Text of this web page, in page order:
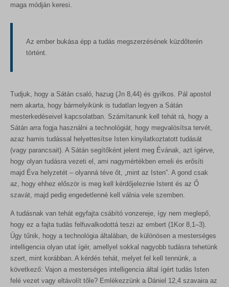
maga módján keresi.
Az ember bukása épp a tudás megszerzésének küzdőterén
történt.
Tudjuk, hogy a Sátán csaló, hazug (Jn 8,44) és gyilkos. Pál apostol
nem akarta, hogy bármelyikünk is tudatlan legyen a Sátán
mesterkedéseivel kapcsolatban. Számítanunk kell tehát rá, hogy a
Sátán arra fogja használni a technológiát, hogy megvalósítsa tervét,
azaz hamis tudással helyettesítse Isten kinyilatkoztatott tudását
(vagy parancsait). A Sátán segítőként jelent meg Évának, azt ígérve,
hogy olyan tudásra vezeti el, ami nagymértékben emeli és erősíti
majd Éva helyzetét – olyanná téve őt, „mint az Isten”. A gond csak
az, hogy ehhez először is meg kell kérdőjeleznie Istent és az Ő
szavát, majd pedig engedetlenné kell válnia vele szemben.
A tudásnak van tehát egyfajta csábító vonzereje, így nem meglepő,
hogy ez a fajta tudás felfuvalkodottá teszi az embert (1Kor 8,1–3).
Úgy tűnik, hogy a technológia általában, de különösen a mesterséges
intelligencia olyan utat ígér, amellyel sokkal nagyobb tudásra tehetünk
szert, mint korábban. A kérdés tehát, melyet fel kell tennünk, a
következő: Vajon a mesterséges intelligencia által ígért tudás Isten
felé vezet vagy eltávolít tőle? Emlékezzünk a Dániel 12,4 szavaira az
woocommerce_recently_viewed
wordpress_test_cookie
wp-settings-*
wp-settings-time-*
sbjs_current_add
sbjs_migrations
sbjs_session
tk_ai
vagy amelyeket nem kategorizáltak.
MicrosoftApplicationsTelemetryDeviceId
ssm_au_c
wp-*